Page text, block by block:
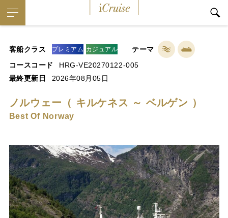
客船クラス プレミアム カジュアル
テーマ
コースコード
HRG-VE20270122-005
最終更新日
2026年08月05日
ノルウェー（ キルケネス ～ ベルゲン ）
Best Of Norway